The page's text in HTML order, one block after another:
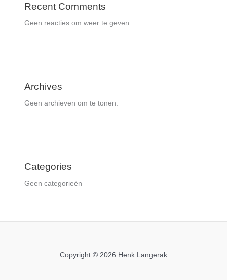
Recent Comments
Geen reacties om weer te geven.
Archives
Geen archieven om te tonen.
Categories
Geen categorieën
Copyright © 2026 Henk Langerak